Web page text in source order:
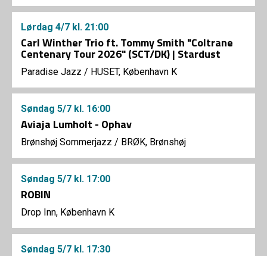
Lørdag 4/7 kl. 21:00
Carl Winther Trio ft. Tommy Smith "Coltrane
Centenary Tour 2026" (SCT/DK) | Stardust
Paradise Jazz / HUSET, København K
Søndag 5/7 kl. 16:00
Aviaja Lumholt - Ophav
Brønshøj Sommerjazz / BRØK, Brønshøj
Søndag 5/7 kl. 17:00
ROBIN
Drop Inn, København K
Søndag 5/7 kl. 17:30